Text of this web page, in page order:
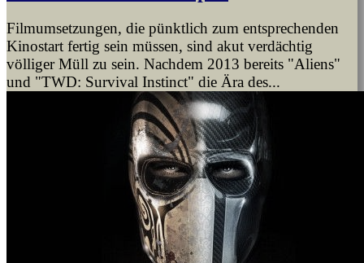
Filmumsetzungen, die pünktlich zum entsprechenden
Kinostart fertig sein müssen, sind akut verdächtig
völliger Müll zu sein. Nachdem 2013 bereits "Aliens"
und "TWD: Survival Instinct" die Ära des...